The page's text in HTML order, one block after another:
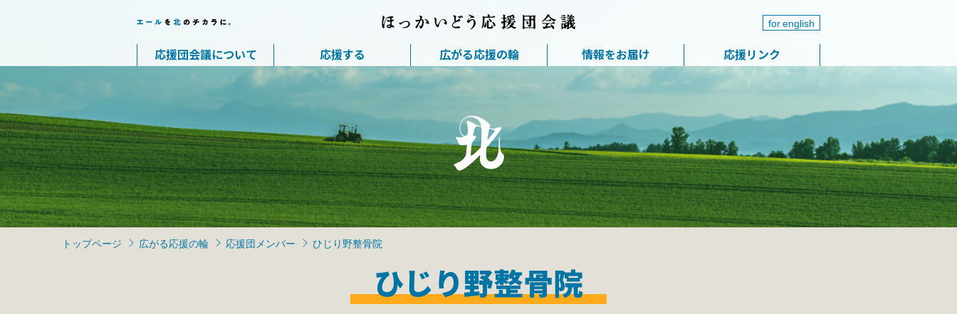
for english
応援団会議について 応援する 広がる応援の輪 情報をお届け 応援リンク
トップページ 広がる応援の輪 応援団メンバー ひじり野整骨院
ひじり野整骨院